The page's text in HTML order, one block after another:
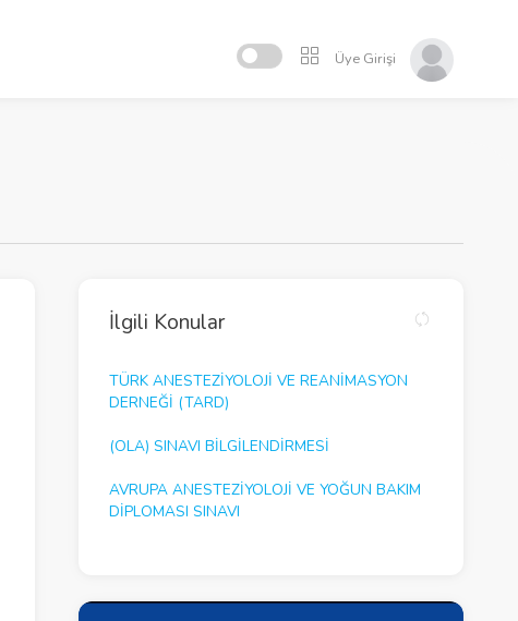
Üye Girişi
İlgili Konular
TÜRK ANESTEZİYOLOJİ VE REANİMASYON
DERNEĞİ (TARD)
(OLA) SINAVI BİLGİLENDİRMESİ
AVRUPA ANESTEZIYOLOJI VE YOĞUN BAKIM
DIPLOMASI SINAVI